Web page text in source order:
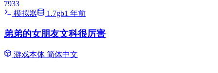
7933
模拟器
1.7gb1 年前
弟弟的女朋友文科很厉害
游戏本体 简体中文